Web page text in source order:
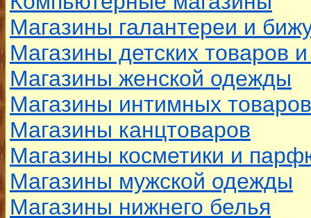
Магазины галантереи и
Магазины детских товаров
Магазины женской одежды
Магазины интимных
Магазины канцтоваров
Магазины косметики и
Магазины мужской одежды
Магазины нижнего белья